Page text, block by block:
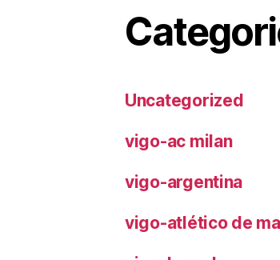
Uncategorized
vigo-ac milan
vigo-argentina
vigo-atlético de